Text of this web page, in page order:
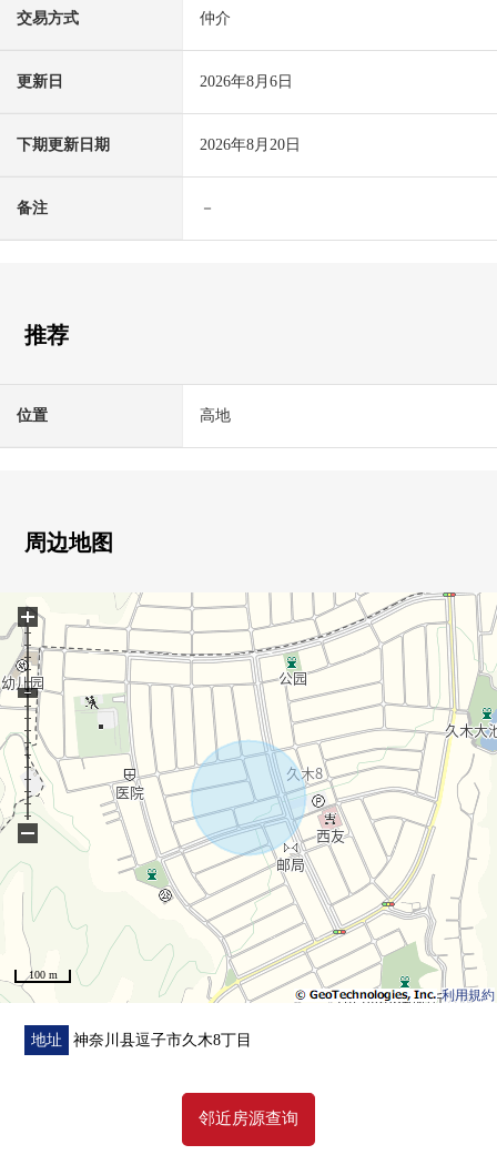
交易方式 仲介
更新日 2026年8月6日
下期更新日期 2026年8月20日
备注 －
推荐
位置 高地
周边地图
利用規約
100 m
+
−
地址 神奈川县逗子市久木8丁目
邻近房源查询